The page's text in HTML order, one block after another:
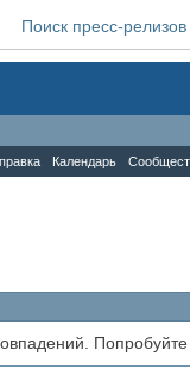
Поиск пресс-релизов
Календарь